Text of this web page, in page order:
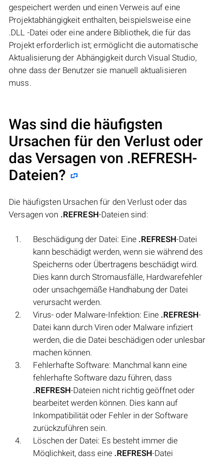
gespeichert werden und einen Verweis auf eine
Projektabhängigkeit enthalten, beispielsweise eine
.DLL -Datei oder eine andere Bibliothek, die für das
Projekt erforderlich ist; ermöglicht die automatische
Aktualisierung der Abhängigkeit durch Visual Studio,
ohne dass der Benutzer sie manuell aktualisieren
muss.
Was sind die häufigsten
Ursachen für den Verlust oder
das Versagen von .REFRESH-
Dateien?
Die häufigsten Ursachen für den Verlust oder das
Versagen von .REFRESH-Dateien sind:
Beschädigung der Datei: Eine .REFRESH-Datei
kann beschädigt werden, wenn sie während des
Speicherns oder Übertragens beschädigt wird.
Dies kann durch Stromausfälle, Hardwarefehler
oder unsachgemäße Handhabung der Datei
verursacht werden.
Virus- oder Malware-Infektion: Eine .REFRESH-
Datei kann durch Viren oder Malware infiziert
werden, die die Datei beschädigen oder unlesbar
machen können.
Fehlerhafte Software: Manchmal kann eine
fehlerhafte Software dazu führen, dass
.REFRESH-Dateien nicht richtig geöffnet oder
bearbeitet werden können. Dies kann auf
Inkompatibilität oder Fehler in der Software
zurückzuführen sein.
Löschen der Datei: Es besteht immer die
Möglichkeit, dass eine .REFRESH-Datei